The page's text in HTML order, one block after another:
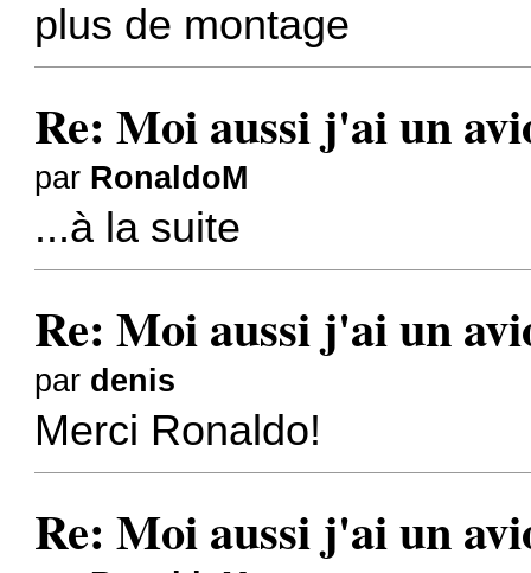
plus de montage
Re: Moi aussi j'ai un
par RonaldoM
...à la suite
Re: Moi aussi j'ai un
par denis
Merci Ronaldo!
Re: Moi aussi j'ai un